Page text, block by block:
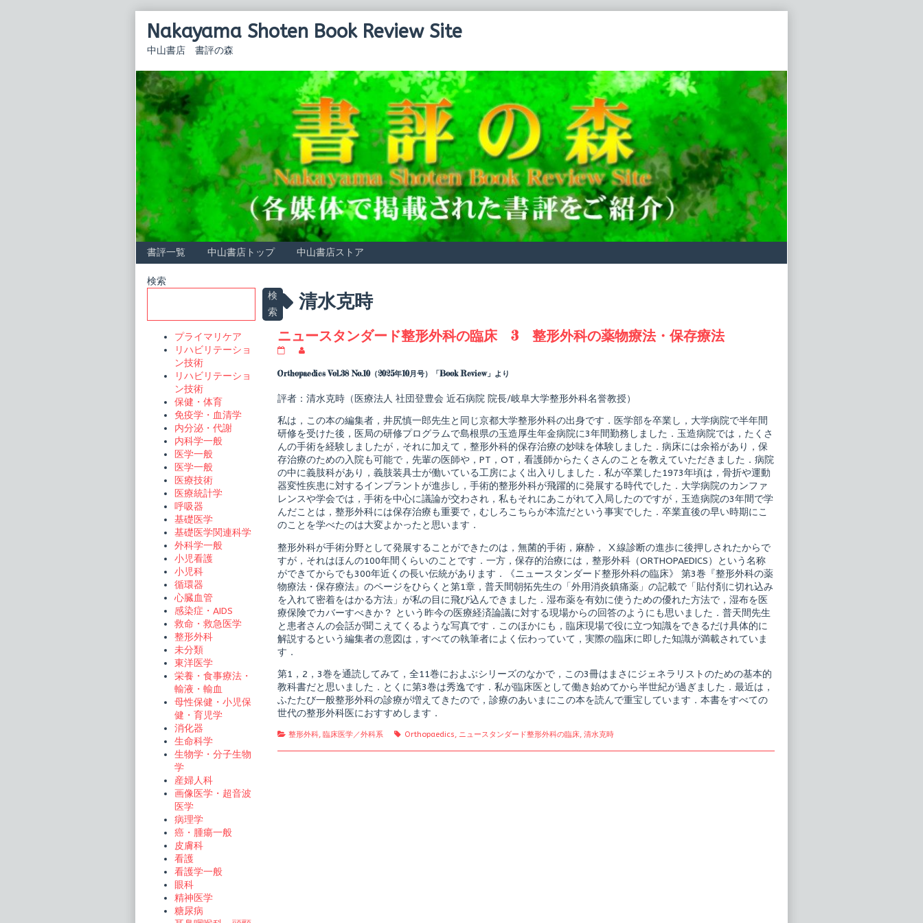
Nakayama Shoten Book Review Site
中山書店 書評の森
書評一覧 中山書店トップ 中山書店ストア
Posts
tagged
清水克時
ニュースタンダード整形外科の臨床 3 整形外科の薬物療法・保存療法
ー
ン
ー
ド
整
形
外
科
の
臨
床
3
整
外
科
の
薬
物
療
法・
保
存
療
on
posts
author
ニ
ュ
ー
ス
タ
ン
ダ
ー
ド
整
形
科
の
臨
床
3
整
形
外
科
の
法・
保
存
療
法,
Orthopaedics Vol.38 No.10（2025年10月号）「Book Review」より
評者：清水克時（医療法人 社団登豊会 近石病院 院長/岐阜大学整形外科名誉教授）
私は，この本の編集者，井尻慎一郎先生と同じ京都大学整形外科の出身です．医学部を卒業し，大学病院で半年間
研修を受けた後，医局の研修プログラムで島根県の玉造厚生年金病院に3年間勤務しました．玉造病院では，たくさ
んの手術を経験しましたが，それに加えて，整形外科的保存治療の妙味を体験しました．病床には余裕があり，保
存治療のための入院も可能で，先輩の医師や，PT，OT，看護師からたくさんのことを教えていただきました．病院
の中に義肢科があり，義肢装具士が働いている工房によく出入りしました．私が卒業した1973年頃は，骨折や運動
器変性疾患に対するインプラントが進歩し，手術的整形外科が飛躍的に発展する時代でした．大学病院のカンファ
レンスや学会では，手術を中心に議論が交わされ，私もそれにあこがれて入局したのですが，玉造病院の3年間で学
んだことは，整形外科には保存治療も重要で，むしろこちらが本流だという事実でした．卒業直後の早い時期にこ
のことを学べたのは大変よかったと思います．
整形外科が手術分野として発展することができたのは，無菌的手術，麻酔， Ⅹ線診断の進歩に後押しされたからで
すが，それはほんの100年間くらいのことです．一方，保存的治療には，整形外科（ORTHOPAEDICS）という名称
ができてからでも300年近くの長い伝統があります．《ニュースタンダード整形外科の臨床》 第3巻『整形外科の薬
物療法・保存療法』のページをひらくと第1章，普天間朝拓先生の「外用消炎鎮痛薬」の記載で「貼付剤に切れ込み
を入れて密着をはかる方法」が私の目に飛び込んできました．湿布薬を有効に使うための優れた方法で，湿布を医
療保険でカバーすべきか？ という昨今の医療経済論議に対する現場からの回答のようにも思いました．普天間先生
と患者さんの会話が聞こえてくるような写真です．このほかにも，臨床現場で役に立つ知識をできるだけ具体的に
解説するという編集者の意図は，すべての執筆者によく伝わっていて，実際の臨床に即した知識が満載されていま
す．
第1，2，3巻を通読してみて，全11巻におよぶシリーズのなかで，この3冊はまさにジェネラリストのための基本的
教科書だと思いました．とくに第3巻は秀逸です．私が臨床医として働き始めてから半世紀が過ぎました．最近は，
ふたたび一般整形外科の診療が増えてきたので，診療のあいまにこの本を読んで重宝しています．本書をすべての
世代の整形外科医におすすめします．
Categories
整形外科,臨床医学／外科系 Tags
Orthopaedics, ニュースタンダード整形外科の臨床,清水克時
Primary
検索
検
索
プライマリケア
リハビリテーショ
ン技術
リハビリテーショ
ン技術
保健・体育
免疫学・血清学
内分泌・代謝
内科学一般
医学一般
医学一般
医療技術
医療統計学
呼吸器
基礎医学
基礎医学関連科学
外科学一般
小児看護
小児科
循環器
心臓血管
感染症・AIDS
救命・救急医学
整形外科
未分類
東洋医学
栄養・食事療法・
輸液・輸血
母性保健・小児保
健・育児学
消化器
生命科学
生物学・分子生物
学
産婦人科
画像医学・超音波
医学
病理学
癌・腫瘍一般
皮膚科
看護
看護学一般
眼科
精神医学
糖尿病